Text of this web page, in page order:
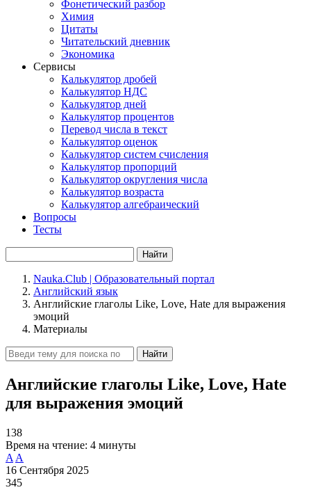
Фонетический разбор
Химия
Цитаты
Читательский дневник
Экономика
Сервисы
Калькулятор дробей
Калькулятор НДС
Калькулятор дней
Калькулятор процентов
Перевод числа в текст
Калькулятор оценок
Калькулятор систем счисления
Калькулятор пропорций
Калькулятор округления числа
Калькулятор возраста
Калькулятор алгебраический
Вопросы
Тесты
Найти
Nauka.Club | Образовательный портал
Английский язык
Английские глаголы Like, Love, Hate для выражения
эмоций
Материалы
Найти
Английские глаголы Like, Love, Hate
для выражения эмоций
138
Время на чтение: 4 минуты
A A
16 Сентября 2025
345